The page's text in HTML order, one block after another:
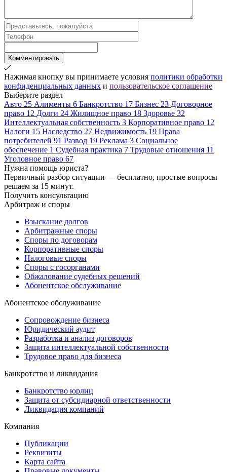
Комментировать
Нажимая кнопку вы принимаете условия политики обработки
конфиденциальных данных и пользовательское соглашение
Выберите раздел
Авто 25 Алименты 6 Банкротство 17 Бизнес 23 Договорное
право 12 Долги 24 Жилищное право 18 Здоровье 32
Интеллектуальная собственность 3 Корпоративное право 12
Налоги 15 Наследство 27 Недвижимость 19 Права
потребителей 91 Развод 19 Реклама 3 Социальное
обеспечение 1 Судебная практика 7 Трудовые отношения 11
Уголовное право 67
Нужна помощь юриста?
Первичный разбор ситуации — бесплатно, простые вопросы
решаем за 15 минут.
Получить консультацию
Арбитраж и споры
Взыскание долгов
Арбитражные споры
Споры по договорам
Корпоративные споры
Налоговые споры
Споры с госорганами
Обжалование судебных решений
Абонентское обслуживание
Абонентское обслуживание
Сопровождение бизнеса
Юридический аудит
Разработка и анализ договоров
Защита интеллектуальной собственности
Трудовое право для бизнеса
Банкротство и ликвидация
Банкротство юрлиц
Защита от субсидиарной ответственности
Ликвидация компаний
Компания
Публикации
Реквизиты
Карта сайта